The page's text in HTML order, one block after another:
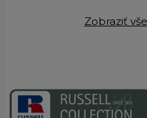
Zobraziť